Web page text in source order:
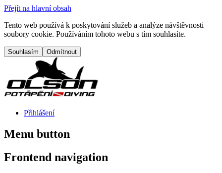
Přejít na hlavní obsah
Tento web používá k poskytování služeb a analýze návštěvnosti
soubory cookie. Používáním tohoto webu s tím souhlasíte.
Přihlášení
Menu button
Frontend navigation